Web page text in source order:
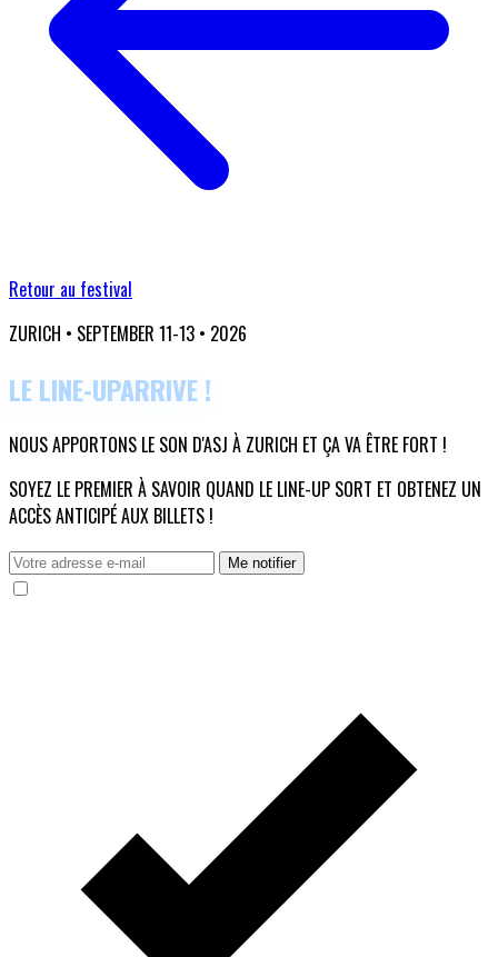
Retour au festival
ZURICH • SEPTEMBER 11-13 • 2026
LE LINE-UPARRIVE !
NOUS APPORTONS LE SON D'ASJ À ZURICH ET ÇA VA ÊTRE FORT !
SOYEZ LE PREMIER À SAVOIR QUAND LE LINE-UP SORT ET OBTENEZ UN
ACCÈS ANTICIPÉ AUX BILLETS !
Me notifier